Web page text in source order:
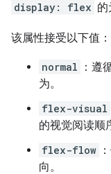
display: flex 的
该属性接受以下值：
normal
：遵
为。
flex-visual
的视觉阅读顺
flex-flow
向。